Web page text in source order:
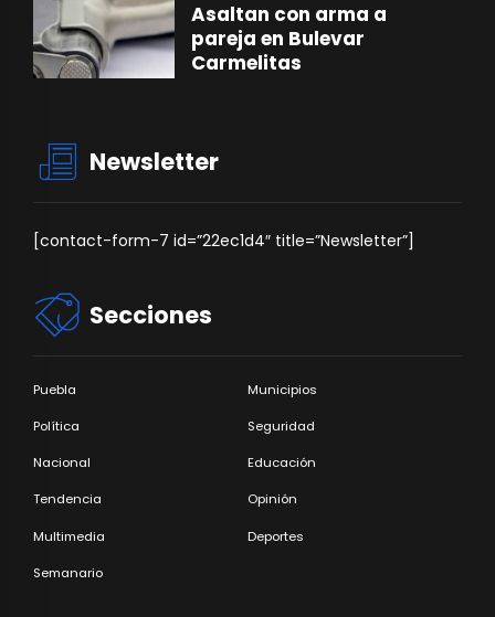
Asaltan con arma a
pareja en Bulevar
Carmelitas
Newsletter
[contact-form-7 id=”22ec1d4″ title=”Newsletter”]
Secciones
Puebla Municipios
Política Seguridad
Nacional Educación
Tendencia Opinión
Multimedia Deportes
Semanario